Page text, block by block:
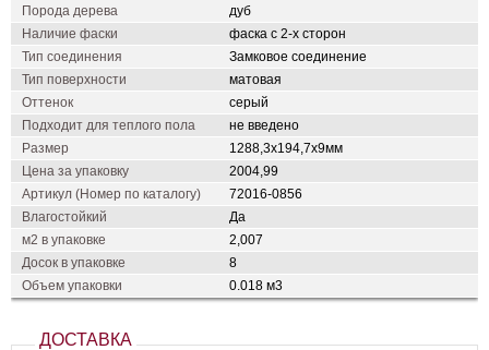
Порода дерева
дуб
Наличие фаски
фаска с 2-х сторон
Тип соединения
Замковое соединение
Тип поверхности
матовая
Оттенок
серый
Подходит для теплого пола
не введено
Размер
1288,3х194,7х9мм
Цена за упаковку
2004,99
Артикул (Номер по каталогу)
72016-0856
Влагостойкий
Да
м2 в упаковке
2,007
Досок в упаковке
8
Объем упаковки
0.018 м3
ДОСТАВКА